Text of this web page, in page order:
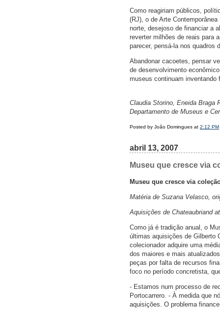
Como reagiriam públicos,
(RJ), o de Arte
norte, desejoso de financiar a
reverter milhões de reais para
parecer, pensá-la nos quadros
Abandonar cacoetes, pensar
de desenvolvimento
museus continuam inventando
Claudia Storino, Eneida Braga
Departamento de Museus e
Posted by João Domingues at 2:12 PM
abril 13, 2007
Museu que cresce via
Museu que cresce via
Matéria de Suzana Velasco,
Aquisições de Chateaubriand
Como já é tradição anual, o
últimas aquisições de Gilberto
colecionador adquire uma
dos maiores e mais
peças por falta de recursos
foco no período concretista,
- Estamos num processo de
Portocarrero. - À medida que
aquisições. O problema